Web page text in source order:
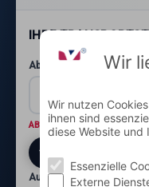
IHRE
Abholung: Postleitzahl
ABHOLORT Wo wird die
Auslieferung: Postleitzahl
Wir
Wir nutzen
ihnen sind
diese Website und
Essenzielle
Externe